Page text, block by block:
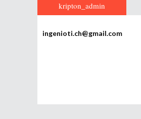
kripton_admin
ingenioti.ch@gmail.com